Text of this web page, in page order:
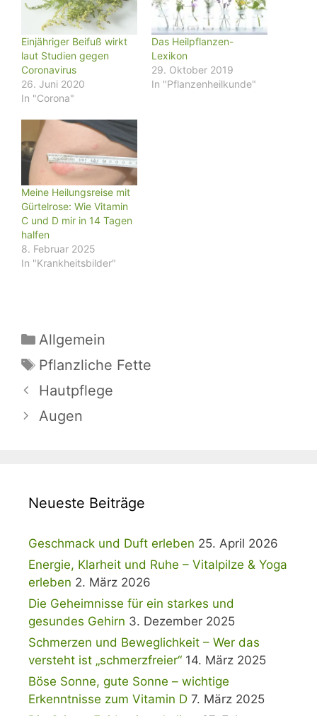
Einjähriger Beifuß wirkt
laut Studien gegen
Coronavirus
26. Juni 2020
In "Corona"
Das Heilpflanzen-
Lexikon
29. Oktober 2019
In "Pflanzenheilkunde"
Meine Heilungsreise mit
Gürtelrose: Wie Vitamin
C und D mir in 14 Tagen
halfen
8. Februar 2025
In "Krankheitsbilder"
Kategorien
Allgemein
Schlagwörter
Pflanzliche Fette
Hautpflege
Augen
Neueste Beiträge
Geschmack und Duft erleben 25. April 2026
Energie, Klarheit und Ruhe – Vitalpilze & Yoga
erleben 2. März 2026
Die Geheimnisse für ein starkes und
gesundes Gehirn 3. Dezember 2025
Schmerzen und Beweglichkeit – Wer das
versteht ist „schmerzfreier“ 14. März 2025
Böse Sonne, gute Sonne – wichtige
Erkenntnisse zum Vitamin D 7. März 2025